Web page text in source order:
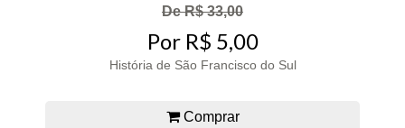
De R$ 33,00
Por R$ 5,00
História de São Francisco do Sul
Comprar